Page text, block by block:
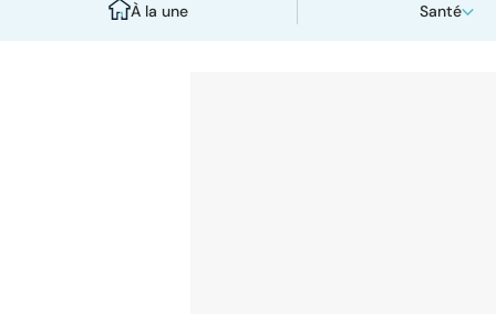
À la une Santé